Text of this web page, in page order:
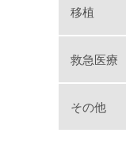
移植
救急医療
その他